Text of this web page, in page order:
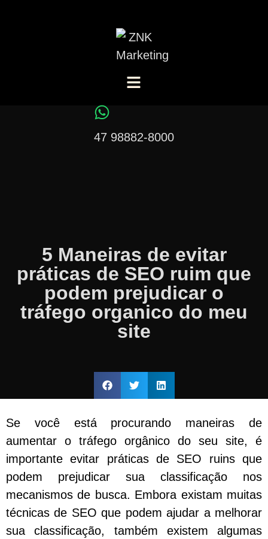
47 98882-8000
5 Maneiras de evitar
práticas de SEO ruim que
podem prejudicar o
tráfego organico do meu
site
Se você está procurando maneiras de
aumentar o tráfego orgânico do seu site, é
importante evitar práticas de SEO ruins que
podem prejudicar sua classificação nos
mecanismos de busca. Embora existam muitas
técnicas de SEO que podem ajudar a melhorar
sua classificação, também existem algumas